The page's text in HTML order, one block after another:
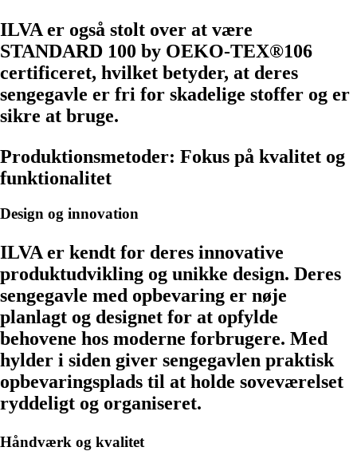
ILVA er også stolt over at være
STANDARD 100 by OEKO-TEX®106
certificeret, hvilket betyder, at deres
sengegavle er fri for skadelige stoffer og er
sikre at bruge.
Produktionsmetoder: Fokus på kvalitet og
funktionalitet
Design og innovation
ILVA er kendt for deres innovative
produktudvikling og unikke design. Deres
sengegavle med opbevaring er nøje
planlagt og designet for at opfylde
behovene hos moderne forbrugere. Med
hylder i siden giver sengegavlen praktisk
opbevaringsplads til at holde soveværelset
ryddeligt og organiseret.
Håndværk og kvalitet